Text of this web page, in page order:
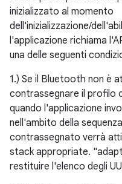
inizializzato al momento
dell'inizializzazione/
l'applicazione richiama
una delle seguenti
1.) Se il Bluetooth non è
contrassegnare il profilo
quando l'applicazione
nell'ambito della
contrassegnato verrà
stack appropriate.
restituire l'elenco degli